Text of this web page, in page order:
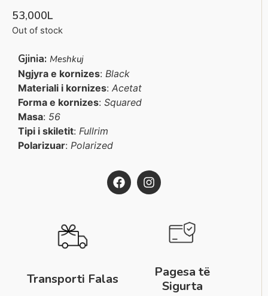
53,000L
Out of stock
Gjinia: Meshkuj
Ngjyra e kornizes: Black
Materiali i kornizes: Acetat
Forma e kornizes: Squared
Masa: 56
Tipi i skiletit: Fullrim
Polarizuar: Polarized
Transporti Falas
Pagesa të
Sigurta